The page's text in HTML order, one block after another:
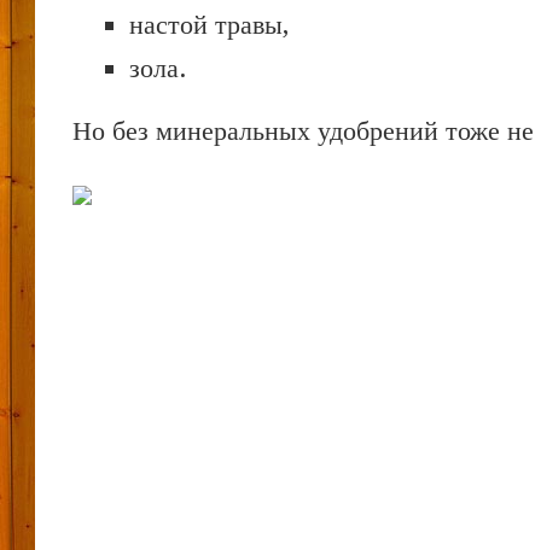
настой травы,
зола.
Но без минеральных удобрений тоже не